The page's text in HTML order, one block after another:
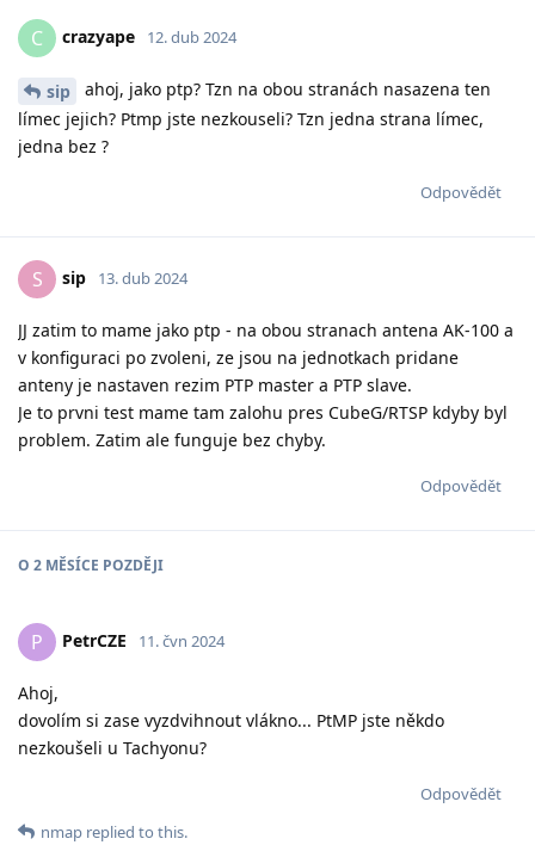
C crazyape 12. dub 2024
sip
ahoj, jako ptp? Tzn na obou stranách nasazena ten
límec jejich? Ptmp jste nezkouseli? Tzn jedna strana límec,
jedna bez ?
Odpovědět
S sip 13. dub 2024
JJ zatim to mame jako ptp - na obou stranach antena AK-100 a
v konfiguraci po zvoleni, ze jsou na jednotkach pridane
anteny je nastaven rezim PTP master a PTP slave.
Je to prvni test mame tam zalohu pres CubeG/RTSP kdyby byl
problem. Zatim ale funguje bez chyby.
Odpovědět
O 2 MĚSÍCE POZDĚJI
P PetrCZE 11. čvn 2024
Ahoj,
dovolím si zase vyzdvihnout vlákno... PtMP jste někdo
nezkoušeli u Tachyonu?
Odpovědět
nmap replied to this.